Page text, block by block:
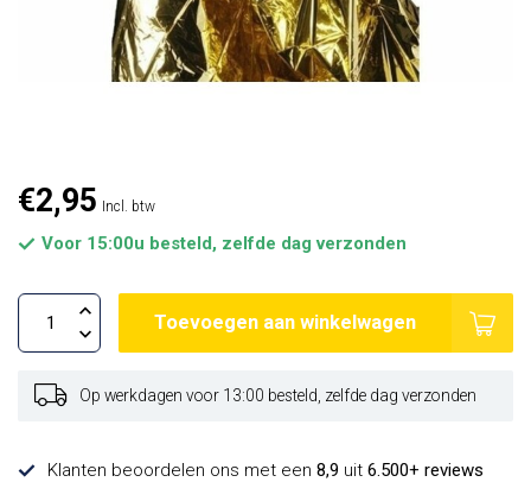
€2,95 Incl. btw
Voor 15:00u besteld, zelfde dag verzonden
Toevoegen aan winkelwagen
Op werkdagen voor 13:00 besteld, zelfde dag verzonden
Klanten beoordelen ons met een 8,9 uit 6.500+ reviews